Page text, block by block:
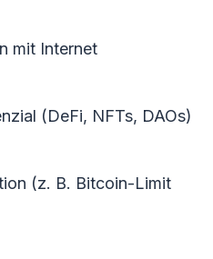
mit Internet
(DeFi, NFTs, DAOs)
(z. B. Bitcoin-Limit